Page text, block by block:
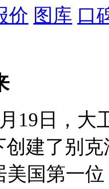
价 图库 口
日，大卫
创建了别
美国第一